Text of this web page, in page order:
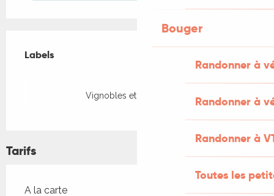
Bouger
Randonner à
Randonner à
Randonner à
Toutes les
Labels
Labels
Vignobles et Découvertes
Tarifs
Tarifs 2026
A la carte